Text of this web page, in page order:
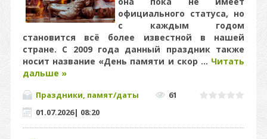
официального статуса, но
с каждым годом
становится всё более известной в нашей
стране. С 2009 года данный праздник также
носит название «День памяти и скор ... Читать
дальше »
Праздники, памят/даты
61
01.07.2026| 08:20